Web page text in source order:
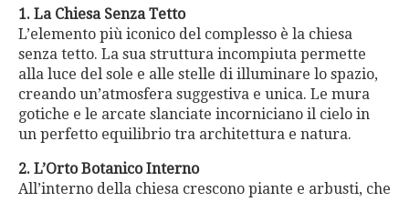
1. La Chiesa Senza Tetto
L’elemento più iconico del complesso è la chiesa
senza tetto. La sua struttura incompiuta permette
alla luce del sole e alle stelle di illuminare lo spazio,
creando un’atmosfera suggestiva e unica. Le mura
gotiche e le arcate slanciate incorniciano il cielo in
un perfetto equilibrio tra architettura e natura.
2. L’Orto Botanico Interno
All’interno della chiesa crescono piante e arbusti, che